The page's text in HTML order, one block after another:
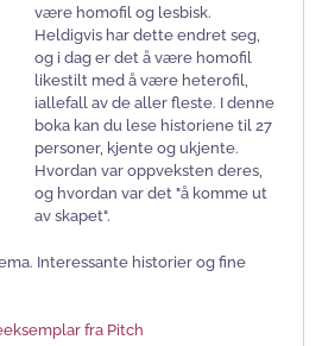
være homofil og lesbisk.
Heldigvis har dette endret seg,
og i dag er det å være homofil
likestilt med å være heterofil,
iallefall av de aller fleste. I denne
boka kan du lese historiene til 27
personer, kjente og ukjente.
Hvordan var oppveksten deres,
og hvordan var det "å komme ut
av skapet".
Interessante historier og fine
fra Pitch